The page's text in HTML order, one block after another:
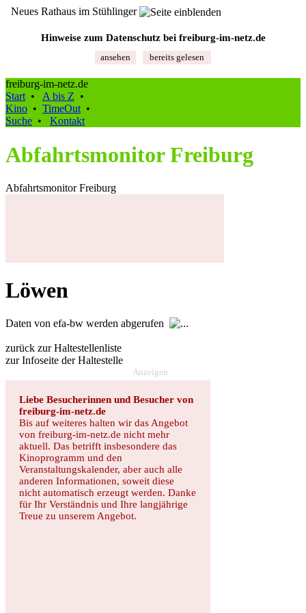
Neues Rathaus im Stühlinger
Hinweise zum Datenschutz bei freiburg‑im‑netz.de
ansehen bereits gelesen
freiburg-im-netz.de
Start • A bis Z •
Kino • TimeOut •
Suche • Kontakt
Abfahrtsmonitor Freiburg
Abfahrtsmonitor Freiburg
Löwen
Daten von efa-bw werden abgerufen
zurück zur Haltestellenliste
zur Infoseite der Haltestelle
Anzeigen
Liebe Besucherinnen und Besucher von
freiburg-im-netz.de
Bis auf weiteres halten wir das Angebot
von freiburg-im-netz.de nicht mehr
aktuell. Das betrifft insbesondere das
Kinoprogramm und den
Veranstaltungskalender, aber auch alle
anderen Informationen, soweit diese
nicht automatisch erzeugt werden. Danke
für Ihr Verständnis und Ihre langjährige
Treue zu unserem Angebot.